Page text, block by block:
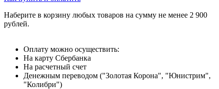
Наберите в корзину любых товаров на сумму не менее 2 900
рублей.
Оплату можно осуществить:
На карту Сбербанка
На расчетный счет
Денежным переводом ("Золотая Корона", "Юнистрим",
"Колибри")